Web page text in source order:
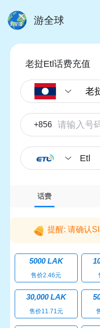
游全球
老挝Etl话费充值
+856
Etl
话费
提醒: 请确认
5000 LAK
售价2.46元
30,000 LAK
售价11.71元